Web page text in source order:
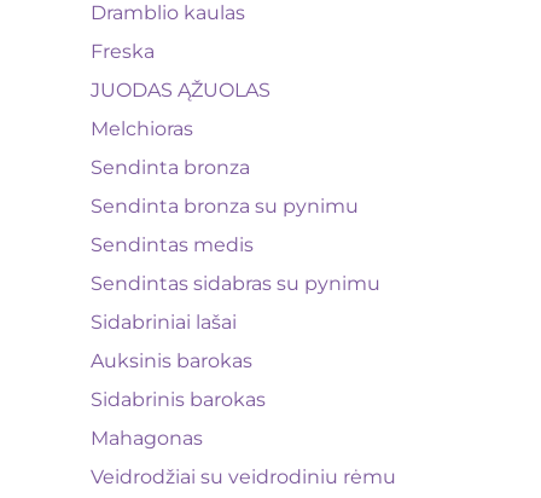
Dramblio kaulas
Freska
JUODAS ĄŽUOLAS
Melchioras
Sendinta bronza
Sendinta bronza su pynimu
Sendintas medis
Sendintas sidabras su pynimu
Sidabriniai lašai
Auksinis barokas
Sidabrinis barokas
Mahagonas
Veidrodžiai su veidrodiniu rėmu